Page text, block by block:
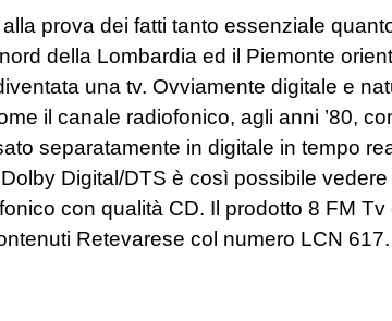
prova dei fatti tanto essenziale
della Lombardia ed il Piemonte
una tv. Ovviamente digitale e
il canale radiofonico, agli anni ’80,
separatamente in digitale in tempo
Digital/DTS è così possibile vedere
con qualità CD. Il prodotto 8 FM Tv
Retevarese col numero LCN